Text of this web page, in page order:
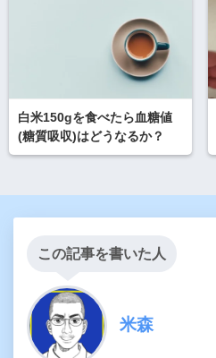
白米150gを食べたら血糖値
(糖質吸収)はどうなるか？
この記事を書いた人
米森